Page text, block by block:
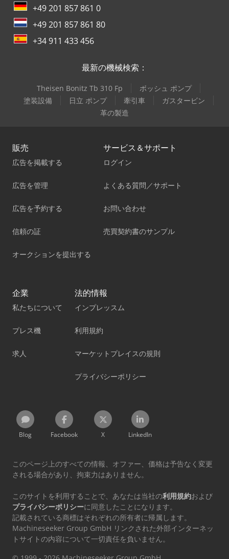
+49 201 857 861 0
+49 201 857 861 80
+34 911 433 456
最新の機械検索：
Theisen Bonitz Tb 310 Fp
ボッシュ ポンプ
塗装設備
日立 ポンプ 牽引車
ガスタービン
革の製造
販売
広告を掲載する
広告を管理
広告を予約する
信頼の証
オークションを提出する
サービス＆サポート
ログイン
よくある質問／サポート
お問い合わせ
売買契約書のサンプル
企業
私たちについて
プレス機
求人
法的情報
インプレッスム
利用規約
マーケットプレイスの規則
プライバシーポリシー
Blog Facebook X LinkedIn
このページ上のすべての情報、オファー、価格は予告なく変更
される場合があり、拘束力はありません。
このサイトを利用することで、あなたは当社の利用規約および
プライバシーポリシーに同意したことになります。
記載されている商標はそれぞれの所有者に帰属します。
Machineseeker Group GmbH リンクされた外部インターネッ
トサイトの内容について一切責任を負いません。